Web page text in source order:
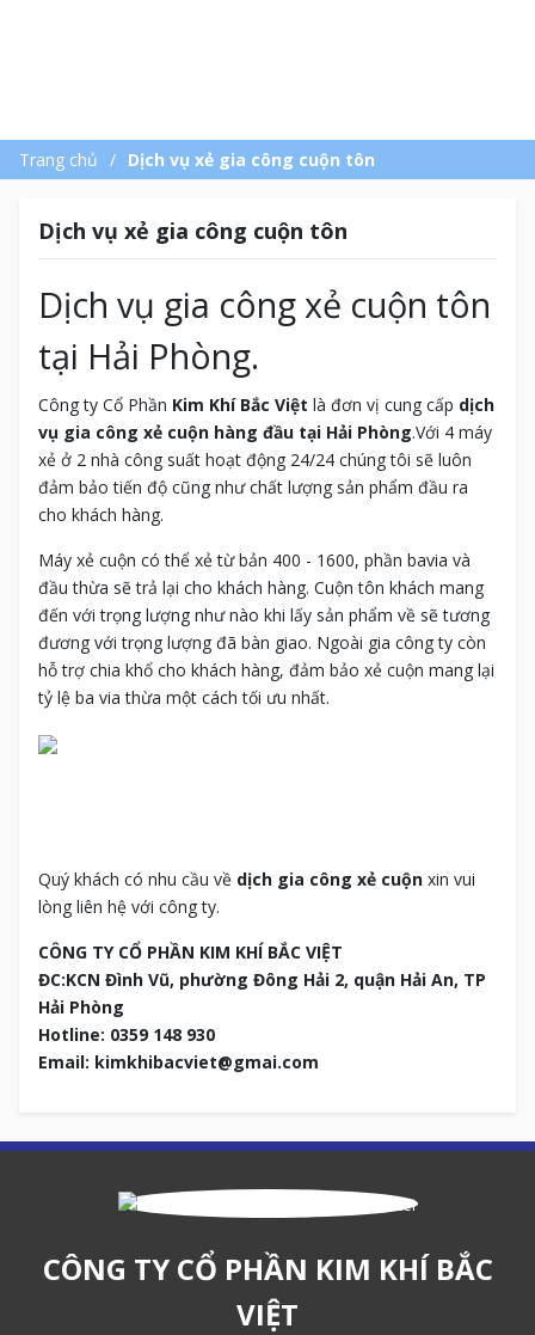
Trang chủ Dịch vụ xẻ gia công cuộn tôn
Dịch vụ xẻ gia công cuộn tôn
Dịch vụ gia công xẻ cuộn tôn
tại Hải Phòng.
Công ty Cổ Phần Kim Khí Bắc Việt là đơn vị cung cấp dịch
vụ gia công xẻ cuộn hàng đầu tại Hải Phòng.Với 4 máy
xẻ ở 2 nhà công suất hoạt động 24/24 chúng tôi sẽ luôn
đảm bảo tiến độ cũng như chất lượng sản phẩm đầu ra
cho khách hàng.
Máy xẻ cuộn có thể xẻ từ bản 400 - 1600, phần bavia và
đầu thừa sẽ trả lại cho khách hàng. Cuộn tôn khách mang
đến với trọng lượng như nào khi lấy sản phẩm về sẽ tương
đương với trọng lượng đã bàn giao. Ngoài gia công ty còn
hỗ trợ chia khổ cho khách hàng, đảm bảo xẻ cuộn mang lại
tỷ lệ ba via thừa một cách tối ưu nhất.
Quý khách có nhu cầu về dịch gia công xẻ cuộn xin vui
lòng liên hệ với công ty.
CÔNG TY CỔ PHẦN KIM KHÍ BẮC VIỆT
ĐC:KCN Đình Vũ, phường Đông Hải 2, quận Hải An, TP
Hải Phòng
Hotline: 0359 148 930
Email: kimkhibacviet@gmai.com
CÔNG TY CỔ PHẦN KIM KHÍ BẮC
VIỆT